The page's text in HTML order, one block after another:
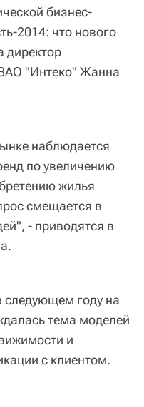
бизнес-
2014: что нового
директор
"Интеко" Жанна
наблюдается
по увеличению
жилья
смещается в
- приводятся в
году на
тема моделей
и
с клиентом.